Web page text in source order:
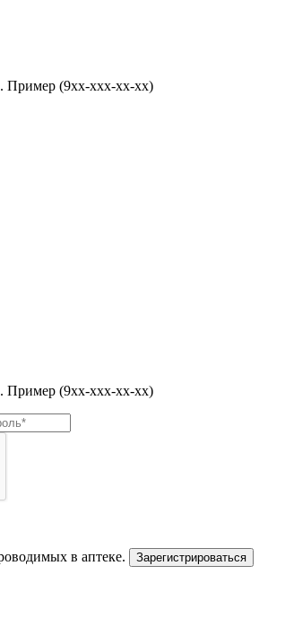
Пример (9хх-ххх-хх-хх)
Пример (9хх-ххх-хх-хх)
в аптеке. Зарегистрироваться